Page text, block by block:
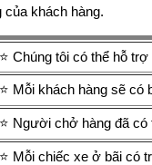
khách hàng.
⭐ Chúng tôi có thể hỗ
⭐ Mỗi khách hàng sẽ
⭐ Người chở hàng đã
⭐ Mỗi chiếc xe ở bãi có